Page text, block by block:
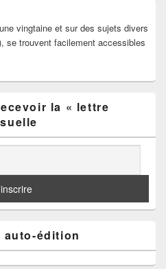
vingtaine et sur des sujets divers
se trouvent facilement accessibles
la « lettre
auto-édition